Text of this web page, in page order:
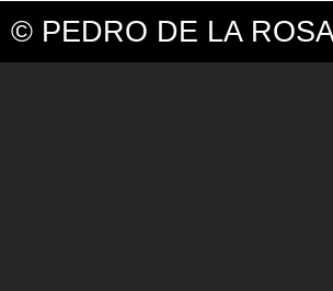
© PEDRO DE LA